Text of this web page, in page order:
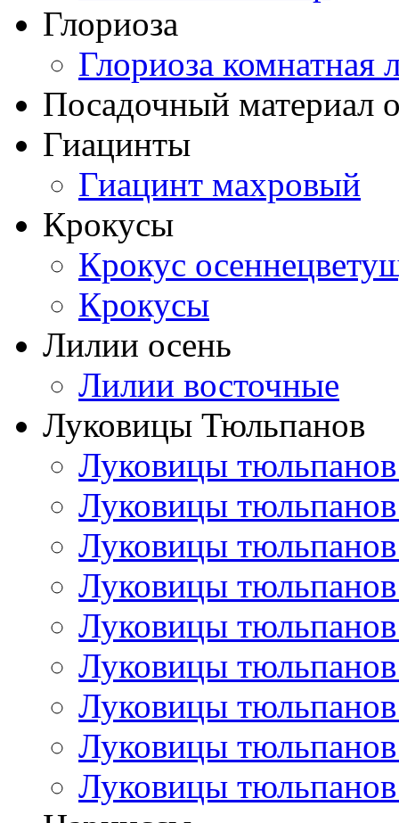
Глориоза
Глориоза комнатная
Посадочный материал
Гиацинты
Гиацинт махровый
Крокусы
Крокус
Крокусы
Лилии осень
Лилии восточные
Луковицы Тюльпанов
Луковицы
Луковицы
Луковицы
Луковицы
Луковицы
Луковицы
Луковицы
Луковицы
Луковицы